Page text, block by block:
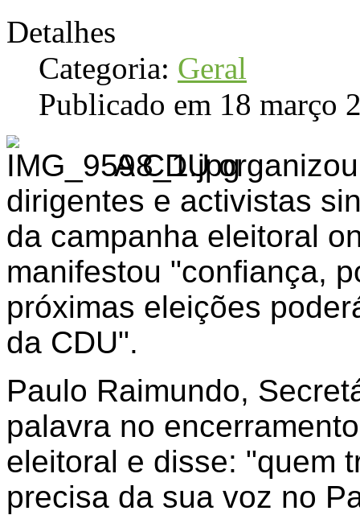
Detalhes
Categoria: Geral
Publicado em 18 março
A CDU
dirigentes e activistas
da campanha eleitoral
manifestou "confiança,
próximas eleições
da CDU".
Paulo Raimundo,
palavra no
eleitoral e disse: "quem
precisa da sua voz no